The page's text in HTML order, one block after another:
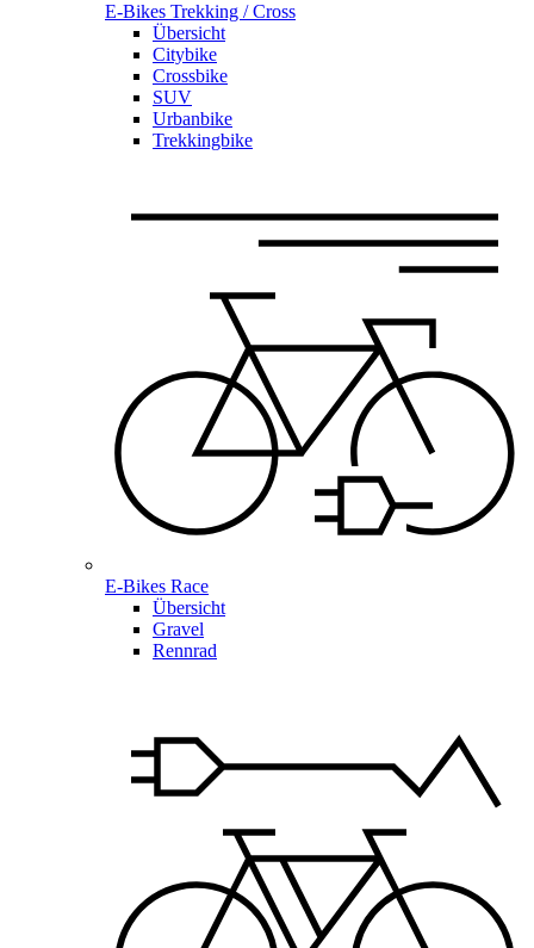
E-Bikes Trekking / Cross
Übersicht
Citybike
Crossbike
SUV
Urbanbike
Trekkingbike
E-Bikes Race
Übersicht
Gravel
Rennrad